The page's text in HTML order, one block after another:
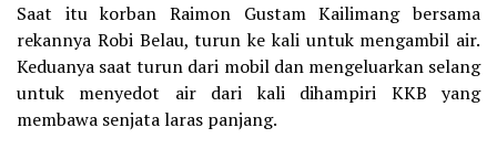
Saat itu korban Raimon Gustam Kailimang bersama
rekannya Robi Belau, turun ke kali untuk mengambil air.
Keduanya saat turun dari mobil dan mengeluarkan selang
untuk menyedot air dari kali dihampiri KKB yang
membawa senjata laras panjang.